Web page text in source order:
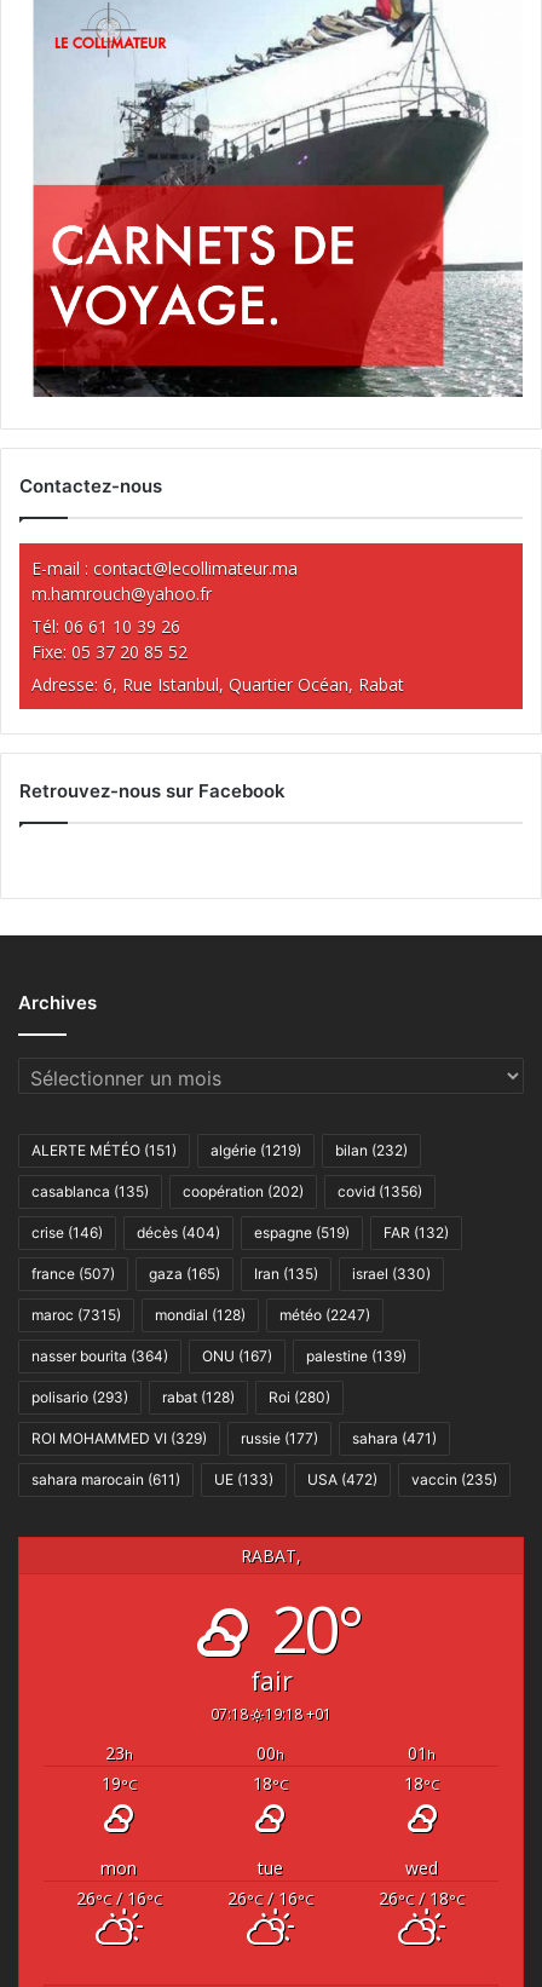
Contactez-nous
E-mail : contact@lecollimateur.ma
m.hamrouch@yahoo.fr
Tél: 06 61 10 39 26
Fixe: 05 37 20 85 52
Adresse: 6, Rue Istanbul, Quartier Océan, Rabat
Retrouvez-nous sur Facebook
Archives
Archives
ALERTE MÉTÉO (151) algérie (1219) bilan (232)
casablanca (135) coopération (202) covid (1356)
crise (146) décès (404) espagne (519) FAR (132)
france (507) gaza (165) Iran (135) israel (330)
maroc (7315) mondial (128) météo (2247)
nasser bourita (364) ONU (167) palestine (139)
polisario (293) rabat (128) Roi (280)
ROI MOHAMMED VI (329) russie (177) sahara (471)
sahara marocain (611) UE (133) USA (472) vaccin (235)
RABAT,
20°
fair
07:18 19:18 +01
23h 00h 01 h
19°C 18°C 18°C
mon tue
wed
26°C/ 16°C 26°C/ 16°C 26°C/ 18°C